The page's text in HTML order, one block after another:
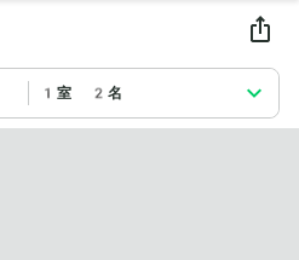
1室 2名